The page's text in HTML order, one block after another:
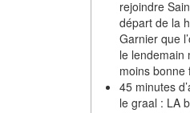
rejoindre
départ de la
Garnier que
le lendemain
moins
45 minutes
le graal : LA